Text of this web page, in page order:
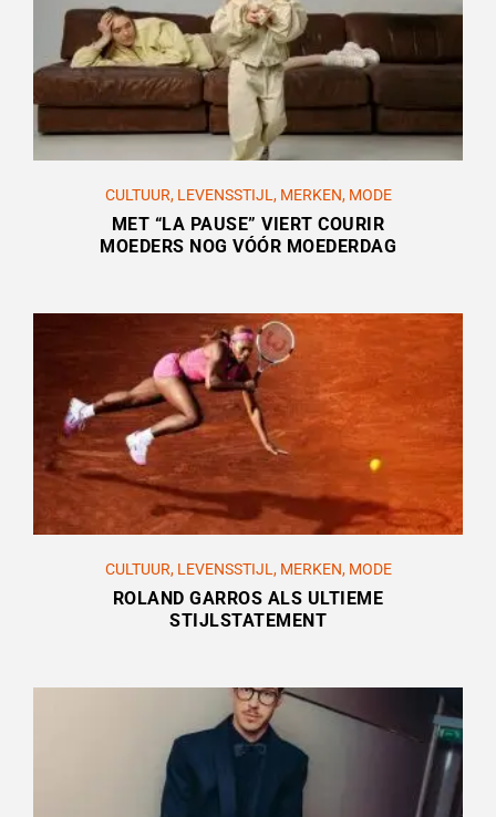
CULTUUR, LEVENSSTIJL, MERKEN, MODE
MET “LA PAUSE” VIERT COURIR
MOEDERS NOG VÓÓR MOEDERDAG
CULTUUR, LEVENSSTIJL, MERKEN, MODE
ROLAND GARROS ALS ULTIEME
STIJLSTATEMENT